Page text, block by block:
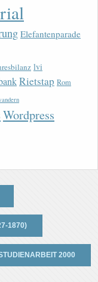
Elefantenparade
lvi
Rietstap Rom
Wordpress
1870)
2000